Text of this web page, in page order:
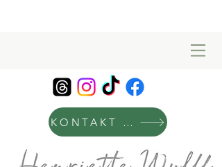
KONTAKT & MANAGEMENT